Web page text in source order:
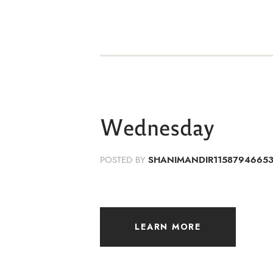
Wednesday
POSTED BY SHANIMANDIR11587946653
LEARN MORE